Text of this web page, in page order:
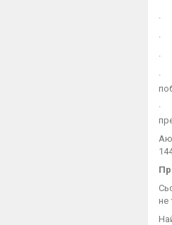
·
·
·
·
·
не